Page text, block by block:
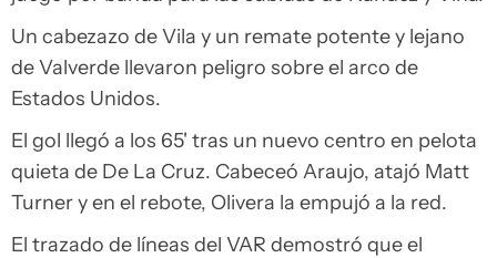
Un cabezazo de Vila y un remate potente y lejano
de Valverde llevaron peligro sobre el arco de
Estados Unidos.
El gol llegó a los 65' tras un nuevo centro en pelota
quieta de De La Cruz. Cabeceó Araujo, atajó Matt
Turner y en el rebote, Olivera la empujó a la red.
El trazado de líneas del VAR demostró que el